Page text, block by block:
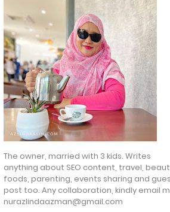
The owner, married with 3 kids. Writes
anything about SEO content, travel,
foods, parenting, events sharing and
post too. Any collaboration, kindly email
nurazlindaazman@gmail.com